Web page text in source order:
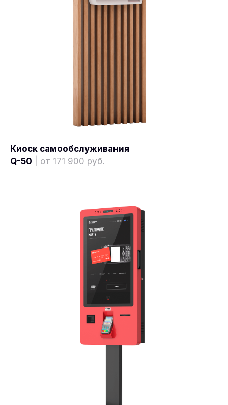
Киоск самообслуживания
Q-50 | от 171 900 руб.